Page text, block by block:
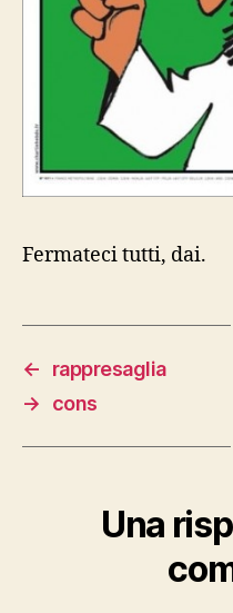
Fermateci tutti, dai.
←
rappresaglia
→
cons
Una